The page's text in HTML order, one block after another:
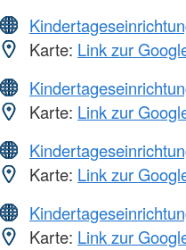
Karte: Link zur
Karte: Link zur
Karte: Link zur
Karte: Link zur